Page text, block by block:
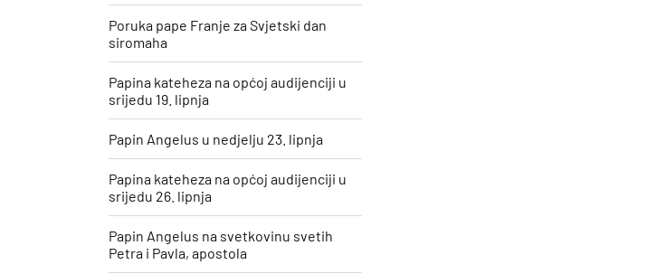
Poruka pape Franje za Svjetski dan
siromaha
Papina kateheza na općoj audijenciji u
srijedu 19. lipnja
Papin Angelus u nedjelju 23. lipnja
Papina kateheza na općoj audijenciji u
srijedu 26. lipnja
Papin Angelus na svetkovinu svetih
Petra i Pavla, apostola